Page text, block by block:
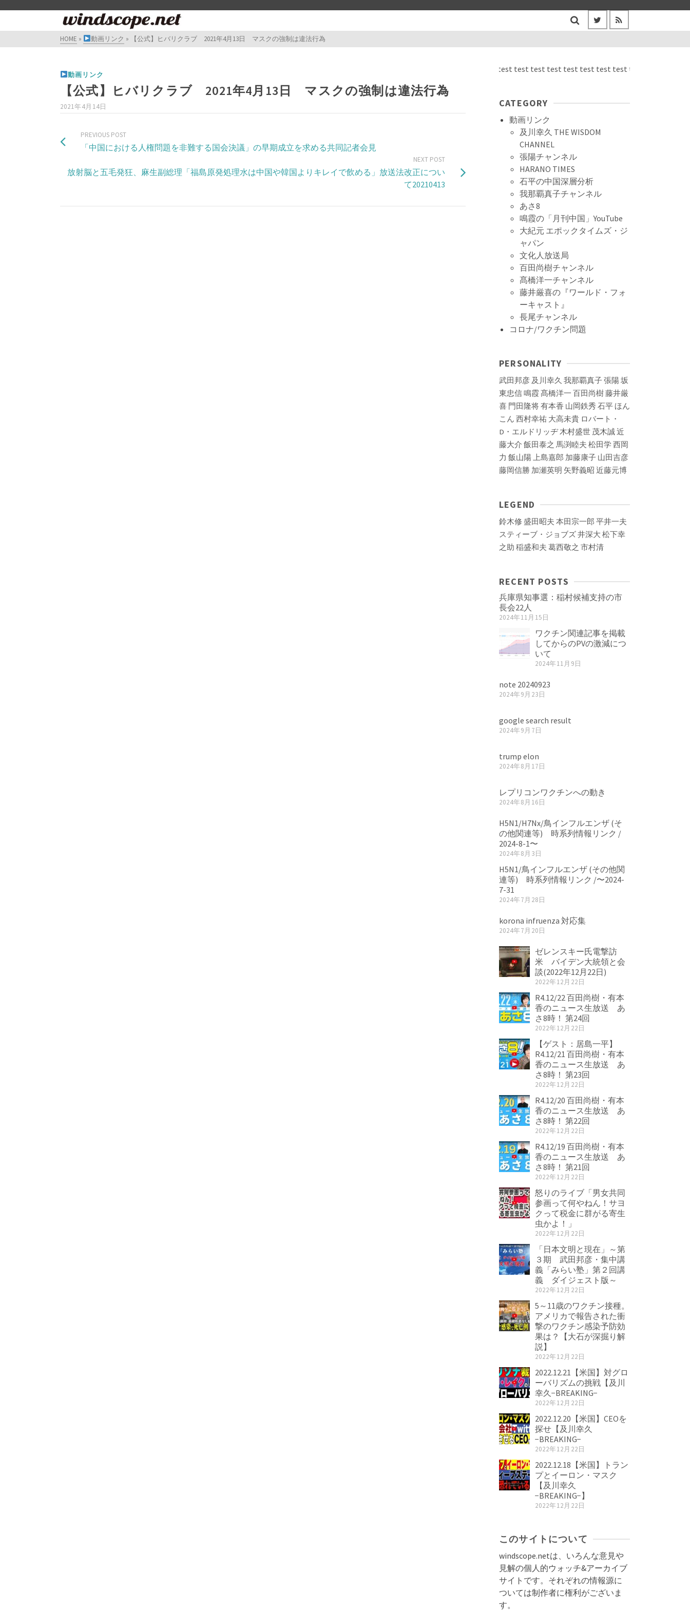
HOME » 動画リンク » 【公式】ヒバリクラブ 2021年4月13日 マスクの強制は違法行為
動画リンク
【公式】ヒバリクラブ 2021年4月13日 マスクの強制は違法行為
2021年4月14日
PREVIOUS POST
「中国における人権問題を非難する国会決議」の早期成立を求める共同記者会見
NEXT POST
放射脳と五毛発狂、麻生副総理「福島原発処理水は中国や韓国よりキレイで飲める」放送法改正につい
て20210413
test test test test test test test test test test test test test test test
CATEGORY
動画リンク
及川幸久 THE WISDOM
CHANNEL
張陽チャンネル
HARANO TIMES
石平の中国深層分析
我那覇真子チャンネル
あさ8
鳴霞の「月刊中国」YouTube
大紀元 エポックタイムズ・ジ
ャパン
文化人放送局
百田尚樹チャンネル
髙橋洋一チャンネル
藤井厳喜の『ワールド・フォ
ーキャスト』
長尾チャンネル
コロナ/ワクチン問題
PERSONALITY
武田邦彦 及川幸久 我那覇真子張陽坂
東忠信鳴霞 髙橋洋一 百田尚樹藤井厳
喜 門田隆将有本香 山岡鉄秀 石平 ほん
こん 西村幸祐 大高未貴 ロバート・
D・エルドリッヂ木村盛世 茂木誠近
藤大介 飯田泰之 馬渕睦夫 松田学 西岡
力 飯山陽上島嘉郎 加藤康子 山田吉彦
藤岡信勝 加瀬英明 矢野義昭 近藤元博
LEGEND
鈴木修 盛田昭夫 本田宗一郎 平井一夫
スティーブ・ジョブズ井深大 松下幸
之助 稲盛和夫 葛西敬之 市村清
RECENT POSTS
兵庫県知事選：稲村候補支持の市
長会22人
2024年11月15日
ワクチン関連記事を掲載
してからのPVの激減につ
いて
2024年11月9日
note 20240923
2024年9月23日
google search result
2024年9月7日
trump elon
2024年8月17日
レプリコンワクチンへの動き
2024年8月16日
H5N1/H7Nx/鳥インフルエンザ (そ
の他関連等) 時系列情報リンク /
2024-8-1〜
2024年8月3日
H5N1/鳥インフルエンザ (その他関
連等) 時系列情報リンク /〜2024-
7-31
2024年7月28日
korona infruenza 対応集
2024年7月20日
ゼレンスキー氏電撃訪
米 バイデン大統領と会
談(2022年12月22日)
2022年12月22日
R4.12/22 百田尚樹・有本
香のニュース生放送 あ
さ8時！ 第24回
2022年12月22日
【ゲスト：居島一平】
R4.12/21 百田尚樹・有本
香のニュース生放送 あ
さ8時！ 第23回
2022年12月22日
R4.12/20 百田尚樹・有本
香のニュース生放送 あ
さ8時！ 第22回
2022年12月22日
R4.12/19 百田尚樹・有本
香のニュース生放送 あ
さ8時！ 第21回
2022年12月22日
怒りのライブ「男女共同
参画って何やねん！サヨ
クって税金に群がる寄生
虫かよ！」
2022年12月22日
「日本文明と現在」～第
３期 武田邦彦・集中講
義「みらい塾」第２回講
義 ダイジェスト版～
2022年12月22日
5～11歳のワクチン接種。
アメリカで報告された衝
撃のワクチン感染予防効
果は？【大石が深掘り解
説】
2022年12月22日
2022.12.21【米国】対グロ
ーバリズムの挑戦【及川
幸久−BREAKING−
2022年12月22日
2022.12.20【米国】CEOを
探せ【及川幸久
−BREAKING−
2022年12月22日
2022.12.18【米国】トラン
プとイーロン・マスク
【及川幸久
−BREAKING−】
2022年12月22日
このサイトについて
windscope.netは、いろんな意見や
見解の個人的ウォッチ&アーカイブ
サイトです。それぞれの情報源に
ついては制作者に権利がございま
す。